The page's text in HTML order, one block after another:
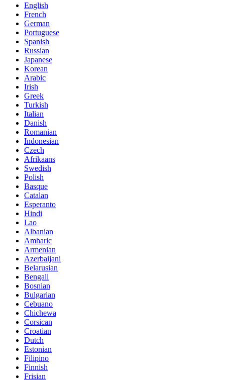
English
French
German
Portuguese
Spanish
Russian
Japanese
Korean
Arabic
Irish
Greek
Turkish
Italian
Danish
Romanian
Indonesian
Czech
Afrikaans
Swedish
Polish
Basque
Catalan
Esperanto
Hindi
Lao
Albanian
Amharic
Armenian
Azerbaijani
Belarusian
Bengali
Bosnian
Bulgarian
Cebuano
Chichewa
Corsican
Croatian
Dutch
Estonian
Filipino
Finnish
Frisian